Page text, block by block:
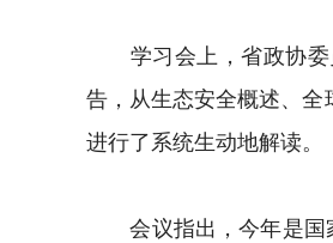
学习会上，省政协委
告，从生态安全概述、
进行了系统生动地解读。
会议指出，今年是国家